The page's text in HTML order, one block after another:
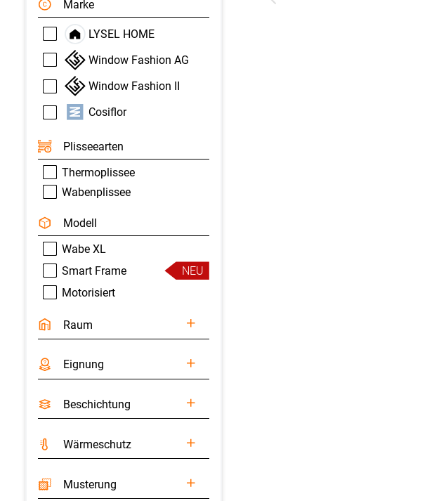
Marke
LYSEL HOME
Window Fashion AG
Window Fashion II
Cosiflor
Plisseearten
Thermoplissee
Wabenplissee
Modell
Wabe XL
Smart Frame
NEU
Motorisiert
Raum
Eignung
Beschichtung
Wärmeschutz
Musterung